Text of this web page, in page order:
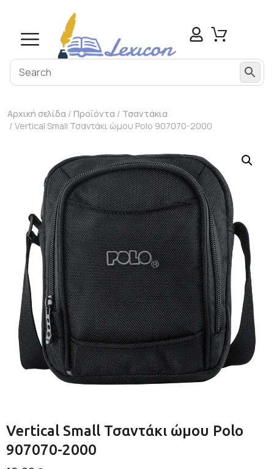
Αρχική σελίδα / Προϊόντα / Τσαντάκια
/ Vertical Small Τσαντάκι ώμου Polo 907070-2000
Vertical Small Τσαντάκι ώμου Polo
907070-2000